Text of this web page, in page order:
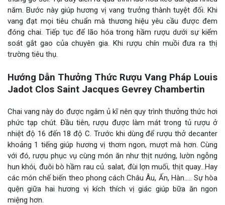
năm. Bước này giúp hương vị vang trưởng thành tuyệt đối. Khi
vang đạt mọi tiêu chuẩn mà thương hiệu yêu cầu được đem
đóng chai. Tiếp tục để lão hóa trong hầm rượu dưới sự kiểm
soát gắt gao của chuyên gia. Khi rượu chín muồi đưa ra thị
trường tiêu thụ.
Hướng Dẫn Thưởng Thức Rượu Vang Pháp Louis
Jadot Clos Saint Jacques Gevrey Chambertin
Chai vang này do được ngâm ủ kĩ nên quy trình thưởng thức hơi
phức tạp chút. Đầu tiên, rượu được làm mát trong tủ rượu ở
nhiệt độ 16 đến 18 độ C. Trước khi dùng để rượu thở decanter
khoảng 1 tiếng giúp hương vị thơm ngon, mượt mà hơn. Cùng
với đó, rượu phục vụ cùng món ăn như thịt nướng, lườn ngỗng
hun khói, đuôi bò hầm rau củ. salat, đùi lợn muối, thịt quay…Hay
các món chế biến theo phong cách Châu Âu, Ấn, Hàn….. Sự hòa
quện giữa hai hương vị kích thích vị giác giúp bữa ăn ngon
miệng hơn.